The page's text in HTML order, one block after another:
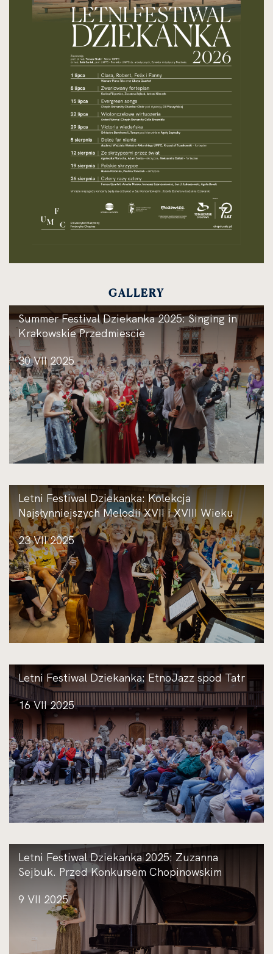
GALLERY
Summer Festival Dziekanka 2025: Singing in
Krakowskie Przedmiescie
30 VII 2025
Letni Festiwal Dziekanka: Kolekcja
Najsłynniejszych Melodii XVII i XVIII Wieku
23 VII 2025
Letni Festiwal Dziekanka: EtnoJazz spod Tatr
16 VII 2025
Letni Festiwal Dziekanka 2025: Zuzanna
Sejbuk. Przed Konkursem Chopinowskim
9 VII 2025